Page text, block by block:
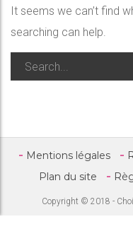
It seems we can’t find
searching can help.
Mentions légales
Plan du site
Copyright © 2018 -